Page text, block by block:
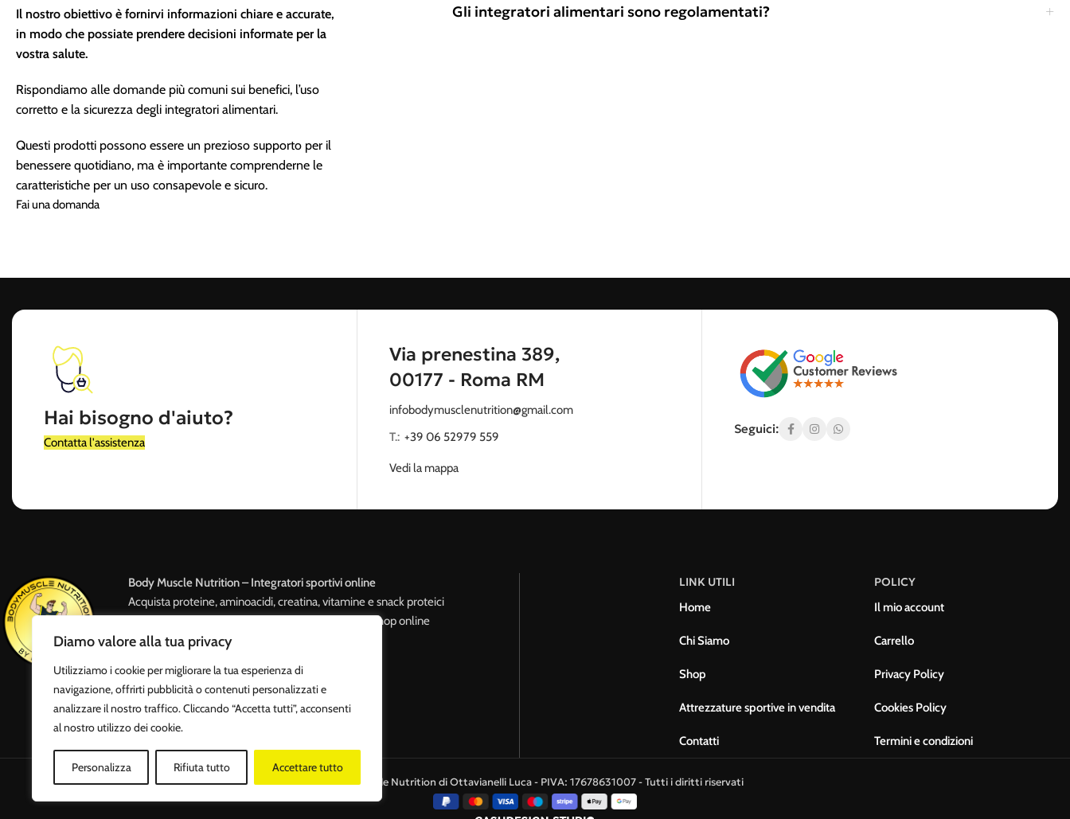
Diamo valore alla tua privacy
Utilizziamo i cookie per migliorare la tua esperienza di
navigazione, offrirti pubblicità o contenuti personalizzati e
analizzare il nostro traffico. Cliccando “Accetta tutti”, acconsenti
al nostro utilizzo dei cookie.
Personalizza Rifiuta tutto Accettare tutto
Il nostro obiettivo è fornirvi informazioni chiare e accurate,
in modo che possiate prendere decisioni informate per la
vostra salute.
Rispondiamo alle domande più comuni sui benefici, l’uso
corretto e la sicurezza degli integratori alimentari.
Questi prodotti possono essere un prezioso supporto per il
benessere quotidiano, ma è importante comprenderne le
caratteristiche per un uso consapevole e sicuro.
Fai una domanda
Gli integratori alimentari sono regolamentati?
Hai bisogno d'aiuto?
Contatta l'assistenza
Via prenestina 389,
00177 - Roma RM
infobodymusclenutrition@gmail.com
T.:‭ +39 06 52979 559
Vedi la mappa
Seguici:
Body Muscle Nutrition – Integratori sportivi online
Acquista proteine, aminoacidi, creatina, vitamine e snack proteici
con spedizione rapida e assistenza professionale. Shop online
attivo 24/7 e punto vendita a Roma.
LINK UTILI
Home
Chi Siamo
Shop
Attrezzature sportive in vendita
Contatti
POLICY
Il mio account
Carrello
Privacy Policy
Cookies Policy
Termini e condizioni
Body Muscle Nutrition di Ottavianelli Luca - PIVA: 17678631007 - Tutti i diritti riservati